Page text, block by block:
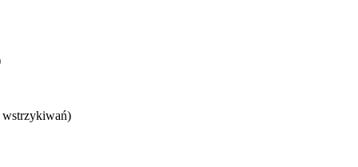
wstrzykiwań)